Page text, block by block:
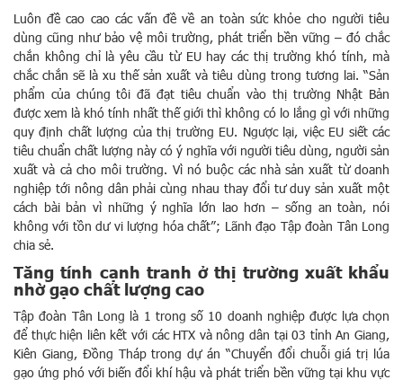
Luôn đề cao cao các vấn đề về an toàn sức khỏe cho người tiêu
dùng cũng như bảo vệ môi trường, phát triển bền vững – đó chắc
chắn không chỉ là yêu cầu từ EU hay các thị trường khó tính, mà
chắc chắn sẽ là xu thế sản xuất và tiêu dùng trong tương lai. “Sản
phẩm của chúng tôi đã đạt tiêu chuẩn vào thị trường Nhật Bản
được xem là khó tính nhất thế giới thì không có lo lắng gì với những
quy định chất lượng của thị trường EU. Ngược lại, việc EU siết các
tiêu chuẩn chất lượng này có ý nghĩa với người tiêu dùng, người sản
xuất và cả cho môi trường. Vì nó buộc các nhà sản xuất từ doanh
nghiệp tới nông dân phải cùng nhau thay đổi tư duy sản xuất một
cách bài bản vì những ý nghĩa lớn lao hơn – sống an toàn, nói
không với tồn dư vi lượng hóa chất”; Lãnh đạo Tập đoàn Tân Long
chia sẻ.
Tăng tính cạnh tranh ở thị trường xuất khẩu
nhờ gạo chất lượng cao
Tập đoàn Tân Long là 1 trong số 10 doanh nghiệp được lựa chọn
để thực hiện liên kết với các HTX và nông dân tại 03 tỉnh An Giang,
Kiên Giang, Đồng Tháp trong dự án “Chuyển đổi chuỗi giá trị lúa
gạo ứng phó với biến đổi khí hậu và phát triển bền vững tại khu vực